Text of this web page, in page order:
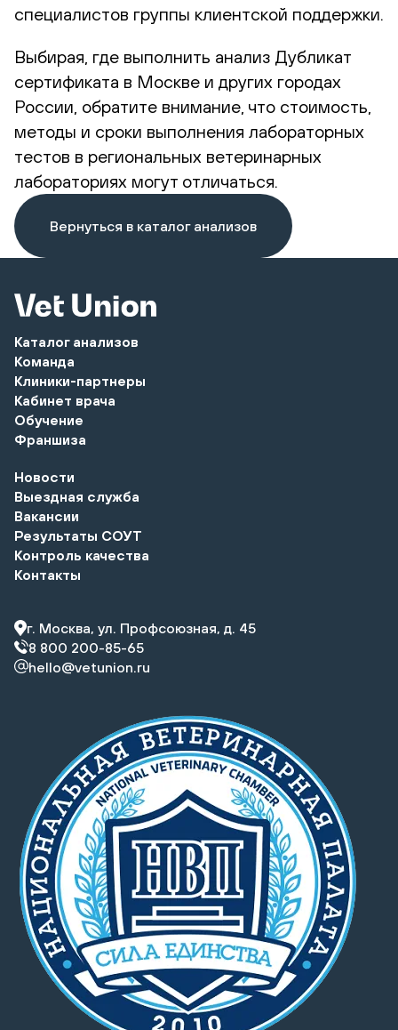
специалистов группы клиентской поддержки.
Выбирая, где выполнить анализ Дубликат
сертификата в Москве и других городах
России, обратите внимание, что стоимость,
методы и сроки выполнения лабораторных
тестов в региональных ветеринарных
лабораториях могут отличаться.
Вернуться в каталог анализов
Каталог анализов
Команда
Клиники-партнеры
Кабинет врача
Обучение
Франшиза
Новости
Выездная служба
Вакансии
Результаты СОУТ
Контроль качества
Контакты
г. Москва, ул. Профсоюзная, д. 45
8 800 200-85-65
hello@vetunion.ru